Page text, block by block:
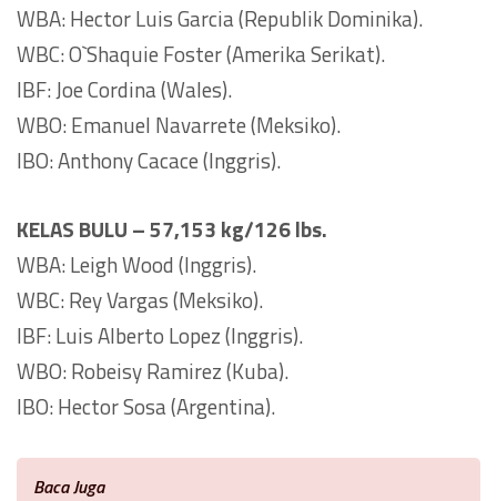
WBA: Hector Luis Garcia (Republik Dominika).
WBC: O`Shaquie Foster (Amerika Serikat).
IBF: Joe Cordina (Wales).
WBO: Emanuel Navarrete (Meksiko).
IBO: Anthony Cacace (Inggris).
KELAS BULU – 57,153 kg/126 lbs.
WBA: Leigh Wood (Inggris).
WBC: Rey Vargas (Meksiko).
IBF: Luis Alberto Lopez (Inggris).
WBO: Robeisy Ramirez (Kuba).
IBO: Hector Sosa (Argentina).
Baca Juga